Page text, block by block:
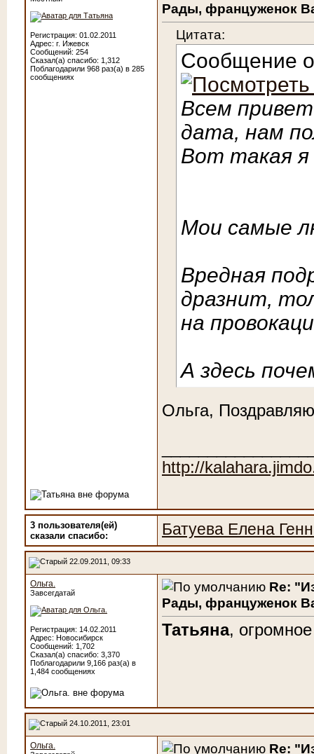
Регистрация: 01.02.2011
Адрес: г. Ижевск
Сообщений: 254
Сказал(а) спасибо: 1,312
Поблагодарили 968 раз(а) в 285
сообщениях
Рады, француженок
Цитата:
Сообщение
Всем
дата, нам
Вот такая я
Мои самые
Вредная
дразнит,
на
А здесь
Ольга,
http://
3 пользователя(ей)
сказали cпасибо:
Батуева Елена
22.09.2011, 09:33
Ольга.
Завсегдатай
Регистрация: 14.02.2011
Адрес: Новосибирск
Сообщений: 1,702
Сказал(а) спасибо: 3,370
Поблагодарили 9,166 раз(а) в
1,484 сообщениях
Re:
Рады, француженок
Татьяна,
24.10.2011, 23:01
Ольга.
Re: